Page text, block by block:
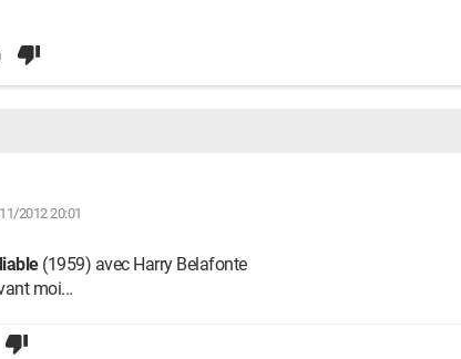
2012 20:01
(1959) avec Harry Belafonte
moi...